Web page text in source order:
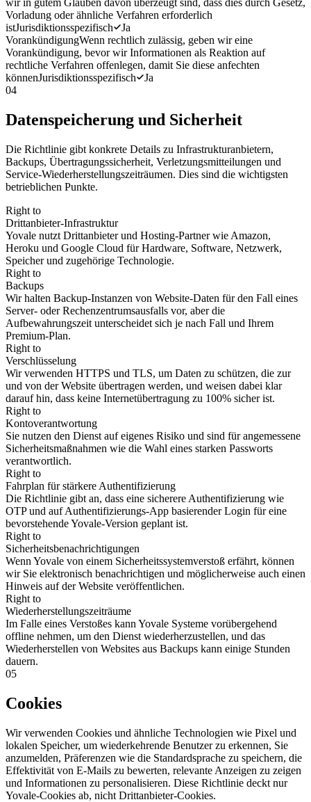
Vorladung oder ähnliche Verfahren erforderlich
istJurisdiktionsspezifisch
Ja
VorankündigungWenn rechtlich zulässig, geben wir eine
Vorankündigung, bevor wir Informationen als Reaktion auf
rechtliche Verfahren offenlegen, damit Sie diese anfechten
könnenJurisdiktionsspezifisch
Ja
04
Datenspeicherung und Sicherheit
Die Richtlinie gibt konkrete Details zu Infrastrukturanbietern,
Backups, Übertragungssicherheit, Verletzungsmitteilungen und
Service-Wiederherstellungszeiträumen. Dies sind die wichtigsten
betrieblichen Punkte.
Right to
Drittanbieter-Infrastruktur
Yovale nutzt Drittanbieter und Hosting-Partner wie Amazon,
Heroku und Google Cloud für Hardware, Software, Netzwerk,
Speicher und zugehörige Technologie.
Right to
Backups
Wir halten Backup-Instanzen von Website-Daten für den Fall eines
Server- oder Rechenzentrumsausfalls vor, aber die
Aufbewahrungszeit unterscheidet sich je nach Fall und Ihrem
Premium-Plan.
Right to
Verschlüsselung
Wir verwenden HTTPS und TLS, um Daten zu schützen, die zur
und von der Website übertragen werden, und weisen dabei klar
darauf hin, dass keine Internetübertragung zu 100% sicher ist.
Right to
Kontoverantwortung
Sie nutzen den Dienst auf eigenes Risiko und sind für angemessene
Sicherheitsmaßnahmen wie die Wahl eines starken Passworts
verantwortlich.
Right to
Fahrplan für stärkere Authentifizierung
Die Richtlinie gibt an, dass eine sicherere Authentifizierung wie
OTP und auf Authentifizierungs-App basierender Login für eine
bevorstehende Yovale-Version geplant ist.
Right to
Sicherheitsbenachrichtigungen
Wenn Yovale von einem Sicherheitssystemverstoß erfährt, können
wir Sie elektronisch benachrichtigen und möglicherweise auch einen
Hinweis auf der Website veröffentlichen.
Right to
Wiederherstellungszeiträume
Im Falle eines Verstoßes kann Yovale Systeme vorübergehend
offline nehmen, um den Dienst wiederherzustellen, und das
Wiederherstellen von Websites aus Backups kann einige Stunden
dauern.
05
Cookies
Wir verwenden Cookies und ähnliche Technologien wie Pixel und
lokalen Speicher, um wiederkehrende Benutzer zu erkennen, Sie
anzumelden, Präferenzen wie die Standardsprache zu speichern, die
Effektivität von E-Mails zu bewerten, relevante Anzeigen zu zeigen
und Informationen zu personalisieren. Diese Richtlinie deckt nur
Yovale-Cookies ab, nicht Drittanbieter-Cookies.